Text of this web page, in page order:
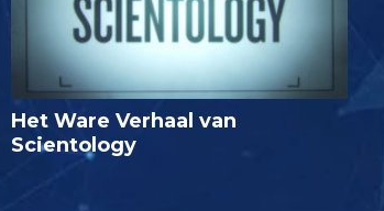
Het Ware Verhaal van
Scientology